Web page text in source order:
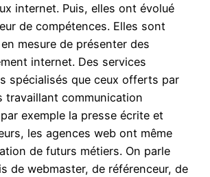
internet. Puis, elles ont évolué
de compétences. Elles sont
mesure de présenter des
internet. Des services
spécialisés que ceux offerts par
travaillant communication
exemple la presse écrite et
les agences web ont même
de futurs métiers. On parle
de webmaster, de référenceur, de